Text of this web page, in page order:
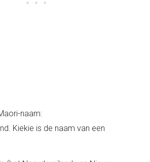
naam:
Kiekie is de naam van een